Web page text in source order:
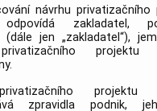
návrhu privatizačního
zakladatel,
(dále jen „zakladatel“),
projektu
projektu
zpravidla podnik,